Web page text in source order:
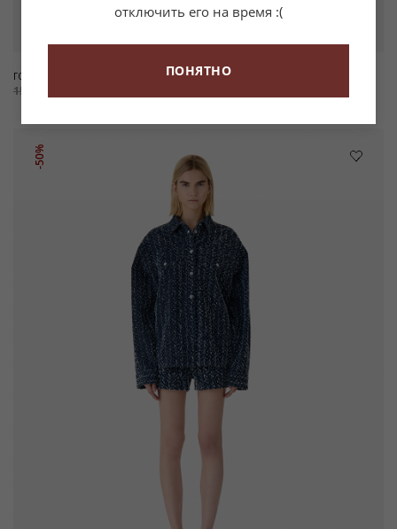
ГОЛУБОЙ ТОП GLORIANA
15 900 ₽
БРЮКИ-КЭРРОТ ИЗ СЕРЕБРИСТОЙ
128 900 ₽
-50%
отключить его на время :(
ПОНЯТНО